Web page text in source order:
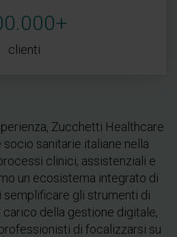
clienti
Zucchetti Healthcare
sanitarie italiane nella
clinici, assistenziali e
un ecosistema integrato di
semplificare gli strumenti di
carico della gestione digitale,
di focalizzarsi su